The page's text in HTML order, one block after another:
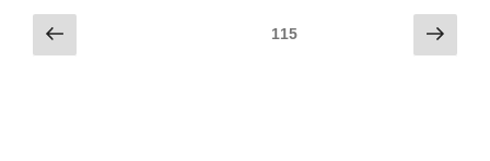
ず
の
投
稿
前
の
115
次
の